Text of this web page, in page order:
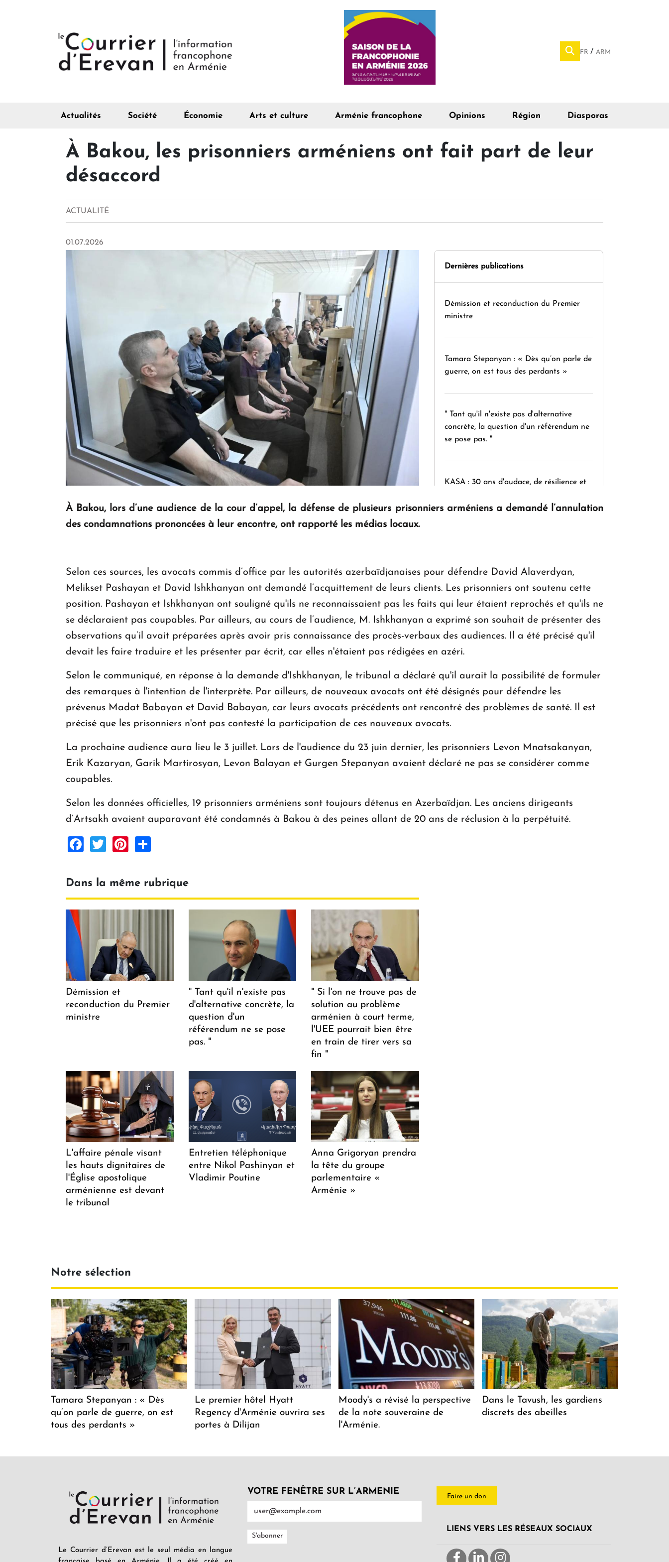
FR ARM
Actualités Société Économie Arts et culture Arménie francophone Opinions Région Diasporas
À Bakou, les prisonniers arméniens ont fait part de leur
désaccord
ACTUALITÉ
01.07.2026
Dernières publications
Démission et reconduction du Premier
ministre
Tamara Stepanyan : « Dès qu’on parle de
guerre, on est tous des perdants »
" Tant qu'il n'existe pas d'alternative
concrète, la question d'un référendum ne
se pose pas. "
KASA : 30 ans d'audace, de résilience et
À Bakou, lors d’une audience de la cour d’appel, la défense de plusieurs prisonniers arméniens a demandé l’annulation
des condamnations prononcées à leur encontre, ont rapporté les médias locaux.
Selon ces sources, les avocats commis d’office par les autorités azerbaïdjanaises pour défendre David Alaverdyan,
Melikset Pashayan et David Ishkhanyan ont demandé l’acquittement de leurs clients. Les prisonniers ont soutenu cette
position. Pashayan et Ishkhanyan ont souligné qu'ils ne reconnaissaient pas les faits qui leur étaient reprochés et qu'ils ne
se déclaraient pas coupables. Par ailleurs, au cours de l’audience, M. Ishkhanyan a exprimé son souhait de présenter des
observations qu’il avait préparées après avoir pris connaissance des procès-verbaux des audiences. Il a été précisé qu'il
devait les faire traduire et les présenter par écrit, car elles n'étaient pas rédigées en azéri.
Selon le communiqué, en réponse à la demande d'Ishkhanyan, le tribunal a déclaré qu'il aurait la possibilité de formuler
des remarques à l'intention de l'interprète. Par ailleurs, de nouveaux avocats ont été désignés pour défendre les
prévenus Madat Babayan et David Babayan, car leurs avocats précédents ont rencontré des problèmes de santé. Il est
précisé que les prisonniers n'ont pas contesté la participation de ces nouveaux avocats.
La prochaine audience aura lieu le 3 juillet. Lors de l'audience du 23 juin dernier, les prisonniers Levon Mnatsakanyan,
Erik Kazaryan, Garik Martirosyan, Levon Balayan et Gurgen Stepanyan avaient déclaré ne pas se considérer comme
coupables.
Selon les données officielles, 19 prisonniers arméniens sont toujours détenus en Azerbaïdjan. Les anciens dirigeants
d’Artsakh avaient auparavant été condamnés à Bakou à des peines allant de 20 ans de réclusion à la perpétuité.
Facebook
TwitterPinterest
Dans la même rubrique
Démission et
reconduction du Premier
ministre
" Tant qu'il n'existe pas
d'alternative concrète, la
question d'un
référendum ne se pose
pas. "
" Si l'on ne trouve pas de
solution au problème
arménien à court terme,
l'UEE pourrait bien être
en train de tirer vers sa
fin "
L'affaire pénale visant
les hauts dignitaires de
l'Église apostolique
arménienne est devant
le tribunal
Entretien téléphonique
entre Nikol Pashinyan et
Vladimir Poutine
Anna Grigoryan prendra
la tête du groupe
parlementaire «
Arménie »
Notre sélection
Tamara Stepanyan : « Dès
qu’on parle de guerre, on est
tous des perdants »
Le premier hôtel Hyatt
Regency d'Arménie ouvrira ses
portes à Dilijan
Moody's a révisé la perspective
de la note souveraine de
l'Arménie.
Dans le Tavush, les gardiens
discrets des abeilles
Le Courrier d’Erevan est le seul média en langue
VOTRE FENÊTRE SUR L’ARMENIE
Faire un don
LIENS VERS LES RÉSEAUX SOCIAUX